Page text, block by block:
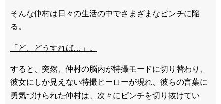
そんな仲村は日々の生活の中でさまざまなピンチに陥
る。
「ど、どうすれば…」。
すると、突然、仲村の脳内が特撮モードに切り替わり、
彼女にしか見えない特撮ヒーローが現れ、彼らの言葉に
勇気づけられた仲村は、 次々にピンチを切り抜けてい